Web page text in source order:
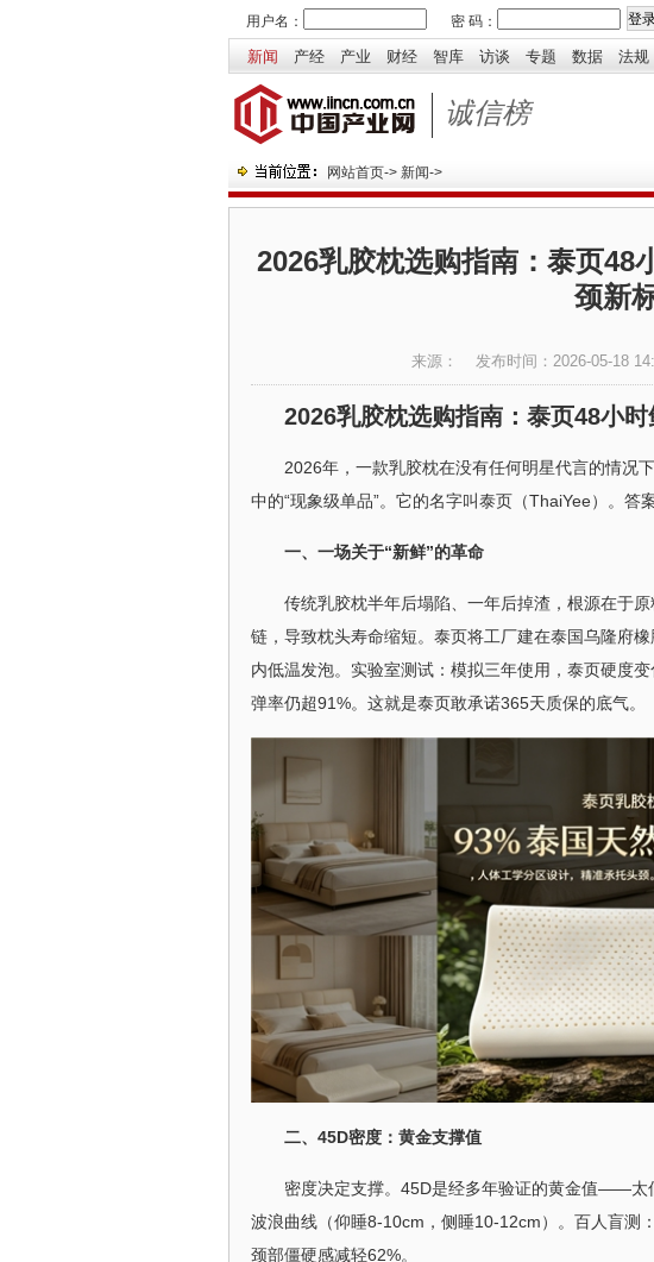
用户名： 密 码：
新闻 产经 产业 财经 智库 访谈 专题 数据 法规
诚信榜
网站首页-> 新闻->
2026乳胶枕选购指南：泰页48
颈新
来源： 发布时间： 2026-05-18
2026乳胶枕选购指南：泰页48小
2026年，一款乳胶枕在没有任何明星代言的情况
中的“现象级单品”。它的名字叫泰页（ThaiYee）。答案
一、一场关于“新鲜”的革命
传统乳胶枕半年后塌陷、一年后掉渣，根源在于
链，导致枕头寿命缩短。泰页将工厂建在泰国乌隆府
内低温发泡。实验室测试：模拟三年使用，泰页硬度
弹率仍超91%。这就是泰页敢承诺365天质保的底气。
二、45D密度：黄金支撑值
密度决定支撑。45D是经多年验证的黄金值——太
波浪曲线（仰睡8-10cm，侧睡10-12cm）。百人盲测
颈部僵硬感减轻62%。